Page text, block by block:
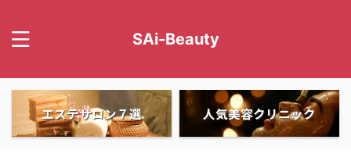
SAi-Beauty
エステサロン７選 人気美容クリニック